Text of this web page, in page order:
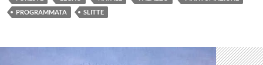
PROGRAMMATA
SLITTE